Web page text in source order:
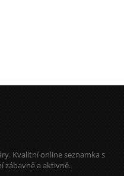
Kvalitní online seznamka s
zábavně a aktivně.